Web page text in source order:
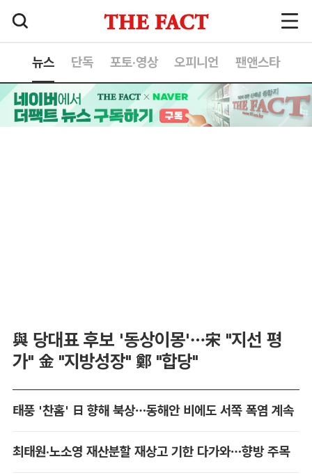
뉴스 단독 포토·영상 오피니언 팬앤스타
與 당대표 후보 '동상이몽'…宋 "지선 평
가" 金 "지방성장" 鄭 "합당"
태풍 '찬홈' 日 향해 북상…동해안 비에도 서쪽 폭염 계속
최태원·노소영 재산분할 재상고 기한 다가와…향방 주목